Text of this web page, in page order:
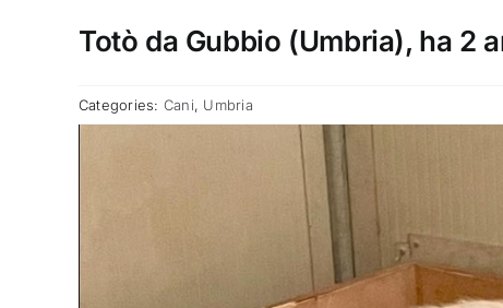
Totò da Gubbio (Umbria), ha 2
Categories: Cani, Umbria